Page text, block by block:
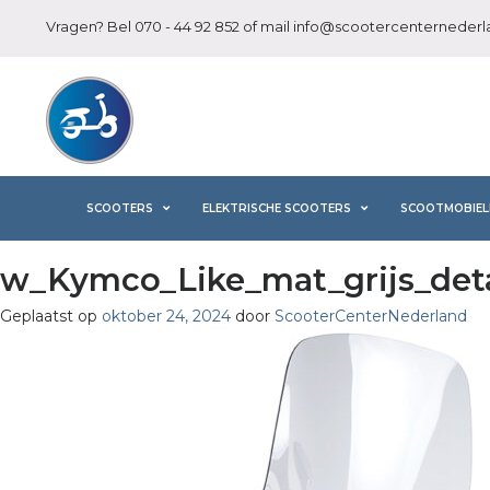
Vragen? Bel 070 - 44 92 852 of mail
SCOOTERS ELEKTRISCHE SCOOTERS
Geplaatst op oktober 24, 2024 door ScooterCenterNederland